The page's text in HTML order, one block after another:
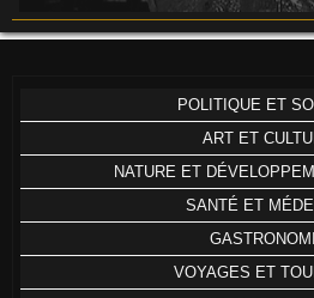
POLITIQUE ET
ART ET
NATURE ET
SANTÉ ET
VOYAGES ET